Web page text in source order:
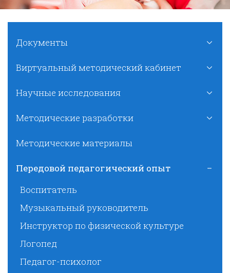
Документы
Виртуальный методический кабинет
Научные исследования
Методические разработки
Методические материалы
Передовой педагогический опыт
Воспитатель
Музыкальный руководитель
Инструктор по физической культуре
Логопед
Педагог-психолог